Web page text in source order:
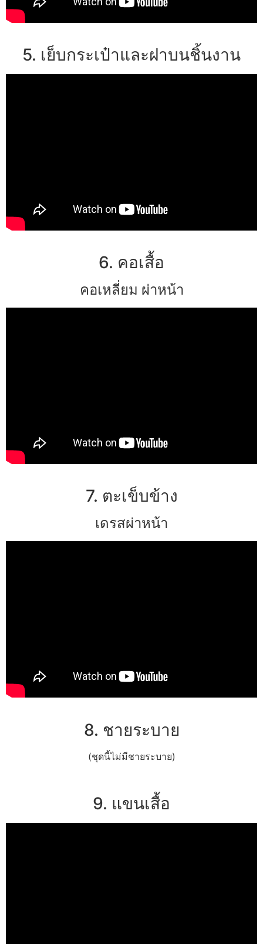
5. เย็บกระเป๋าและฝาบนชิ้นงาน
6. คอเสื้อ
คอเหลี่ยม ผ่าหน้า
7. ตะเข็บข้าง
เดรสผ่าหน้า
8. ชายระบาย
(ชุดนี้ไม่มีชายระบาย)
9. แขนเสื้อ